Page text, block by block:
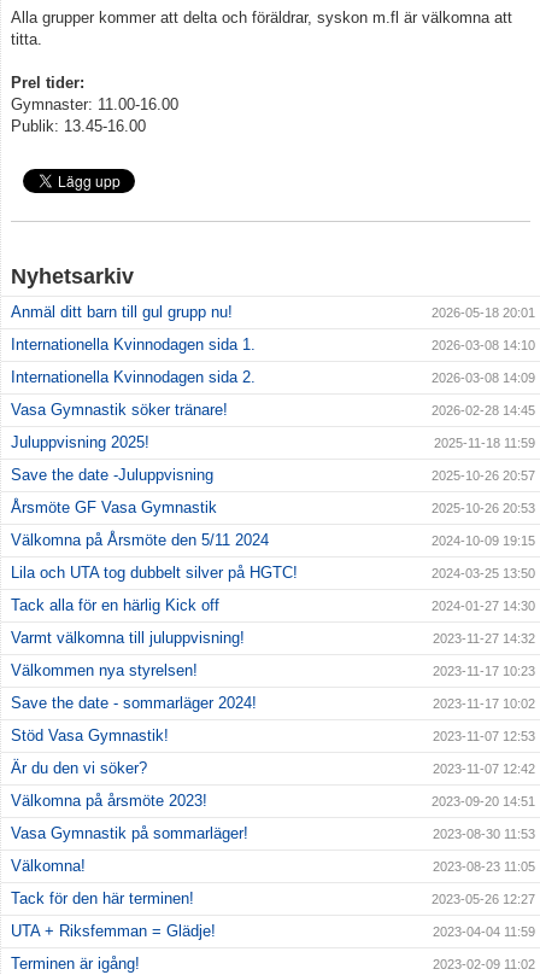
Hallar & Lokaler
Medlemskap
Vill du bli tränare?
Beställ föreningskläder
Kontakt
Vanliga frågor
Integritetspolicy
Tränare
Alla grupper kommer att delta och föräldrar, syskon m.fl är välkomna att
titta.
Prel tider:
Gymnaster: 11.00-16.00
Publik: 13.45-16.00
Nyhetsarkiv
Anmäl ditt barn till gul grupp nu! 2026-05-18 20:01
Internationella Kvinnodagen sida 1. 2026-03-08 14:10
Internationella Kvinnodagen sida 2. 2026-03-08 14:09
Vasa Gymnastik söker tränare! 2026-02-28 14:45
Juluppvisning 2025! 2025-11-18 11:59
Save the date -Juluppvisning 2025-10-26 20:57
Årsmöte GF Vasa Gymnastik 2025-10-26 20:53
Välkomna på Årsmöte den 5/11 2024 2024-10-09 19:15
Lila och UTA tog dubbelt silver på HGTC! 2024-03-25 13:50
Tack alla för en härlig Kick off 2024-01-27 14:30
Varmt välkomna till juluppvisning! 2023-11-27 14:32
Välkommen nya styrelsen! 2023-11-17 10:23
Save the date - sommarläger 2024! 2023-11-17 10:02
Stöd Vasa Gymnastik! 2023-11-07 12:53
Är du den vi söker? 2023-11-07 12:42
Välkomna på årsmöte 2023! 2023-09-20 14:51
Vasa Gymnastik på sommarläger! 2023-08-30 11:53
Välkomna! 2023-08-23 11:05
Tack för den här terminen! 2023-05-26 12:27
UTA + Riksfemman = Glädje! 2023-04-04 11:59
Terminen är igång! 2023-02-09 11:02